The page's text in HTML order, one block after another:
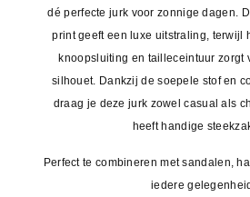
dé perfecte jurk voor zonnige dagen.
print geeft een luxe uitstraling, terwijl
knoopsluiting en tailleceintuur zorgt
silhouet. Dankzij de soepele stof en
draag je deze jurk zowel casual als
heeft handige
Perfect te combineren met sandalen,
iedere